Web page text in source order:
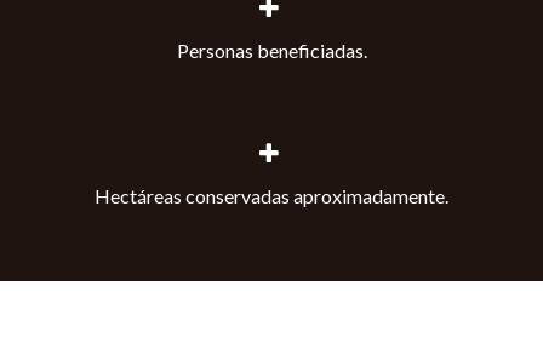
Personas beneficiadas.
Hectáreas conservadas aproximadamente.